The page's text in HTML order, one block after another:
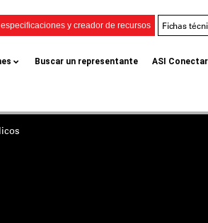
y creador de recursos Fichas
Buscar un representante ASI Conectar